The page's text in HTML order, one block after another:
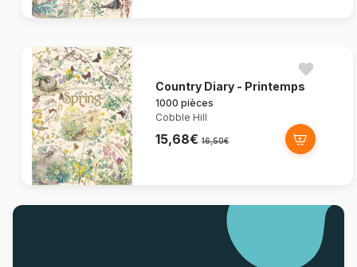
Country Diary - Printemps
1000 pièces
Cobble Hill
15,68€ 16,50€